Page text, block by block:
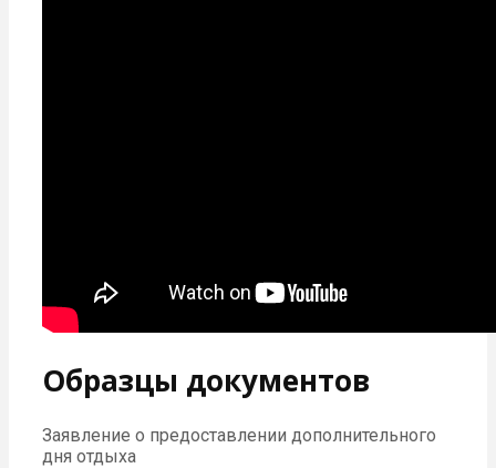
Образцы документов
Заявление о предоставлении дополнительного
дня отдыха